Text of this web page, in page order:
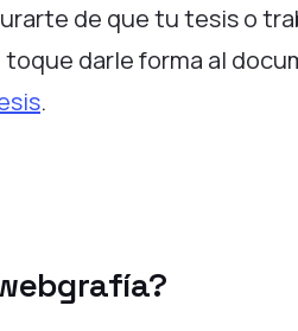
de que tu tesis o
darle forma al
.